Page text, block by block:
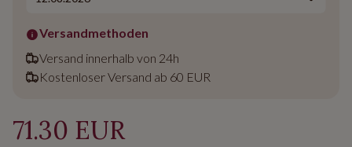
Versandmethoden
Versand innerhalb von 24h
Kostenloser Versand ab 60 EUR
71.30 EUR